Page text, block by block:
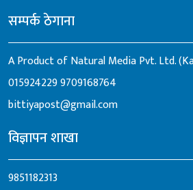
सम्पर्क ठेगाना
A Product of Natural Media Pvt. Ltd.
0159242299709168764
bittiyapost@gmail.com
विज्ञापन शाखा
9851182313